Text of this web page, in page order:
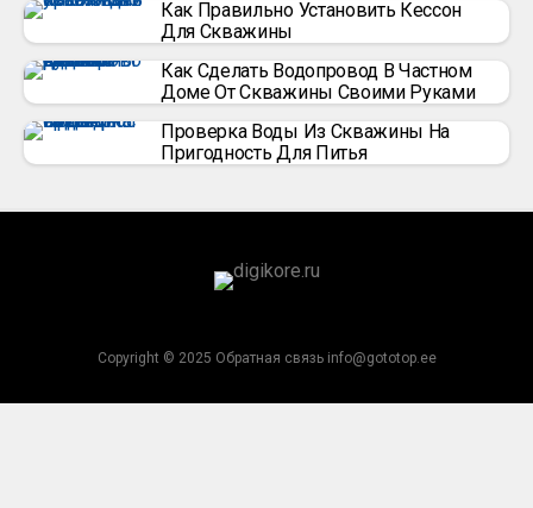
Как Правильно Установить Кессон
Для Скважины
Как Сделать Водопровод В Частном
Доме От Скважины Своими Руками
Проверка Воды Из Скважины На
Пригодность Для Питья
Copyright © 2025 Обратная связь info@gototop.ee